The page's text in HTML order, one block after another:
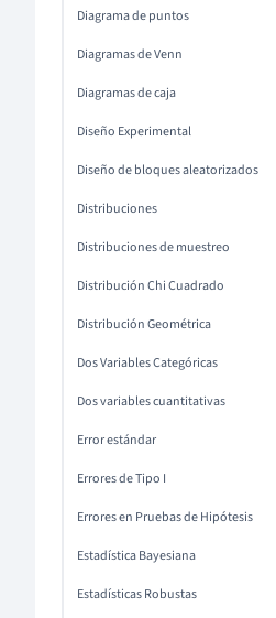
Diagrama de puntos
Diagramas de Venn
Diagramas de caja
Diseño Experimental
Diseño de bloques aleatorizados
Distribuciones
Distribuciones de muestreo
Distribución Chi Cuadrado
Distribución Geométrica
Dos Variables Categóricas
Dos variables cuantitativas
Error estándar
Errores de Tipo I
Errores en Pruebas de Hipótesis
Estadística Bayesiana
Estadísticas Robustas